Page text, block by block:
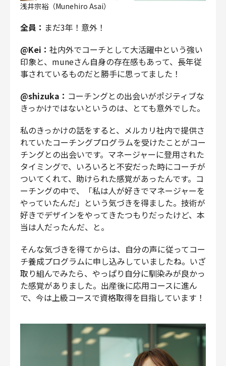
浅井宗裕（Munehiro Asai）
全員： まだ3年！意外！
@Kei： 社内外でコーチとして大活躍中という強い
印象と、muneさん自身の存在感もあって、長年従
事されているものだと勝手に思ってました！
@shizuka： コーチングとの出会いがポジティブな
きっかけではないというのは、とても意外でした。
私のきっかけの話をすると、メルカリ社内で提供さ
れていたコーチングプログラムを受けたことがコー
チングとの出会いです。マネージャーに登用された
タイミングで、いろいろと不安だった時にコーチが
ついてくれて、助けられた感覚があったんです。コ
ーチングの中で、「私は人が好きでマネージャーを
やっていたんだ」という気づきを得ました。技術が
好きでデザインをやってきたつもりだったけど、本
当は人だったんだ、と。
そんな気づきを得てからは、自分の声に従ってコー
チ養成プログラムに申し込みしていましたね。いざ
取り組んでみたら、やっぱり自分に馴染みが良かっ
た感覚がありました。出産後に応用コースに進ん
で、今は上級コースで資格取得を目指しています！